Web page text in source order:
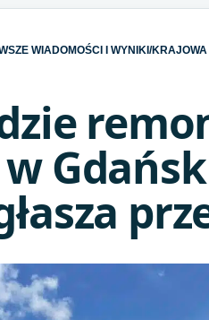
WIADOMOŚCI I WYNIKI /KRAJOWA